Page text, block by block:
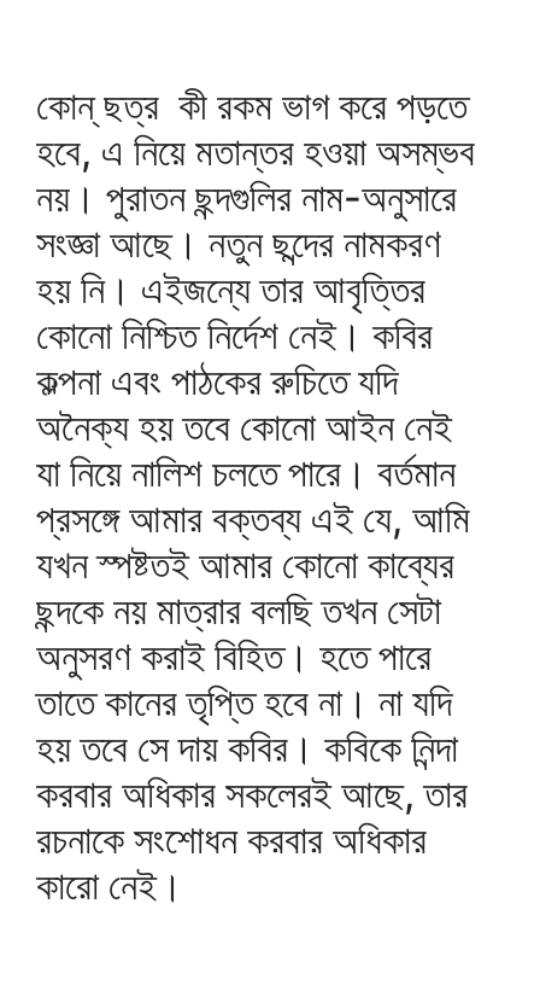
কোন্‌ ছত্র কী রকম ভাগ করে পড়তে
হবে, এ নিয়ে মতান্তর হওয়া অসম্ভব
নয়। পুরাতন ছন্দগুলির নাম-অনুসারে
সংজ্ঞা আছে। নতুন ছন্দের নামকরণ
হয় নি। এইজন্যে তার আবৃত্তির
কোনো নিশ্চিত নির্দেশ নেই। কবির
কল্পনা এবং পাঠকের রুচিতে যদি
অনৈক্য হয় তবে কোনো আইন নেই
যা নিয়ে নালিশ চলতে পারে। বর্তমান
প্রসঙ্গে আমার বক্তব্য এই যে, আমি
যখন স্পষ্টতই আমার কোনো কাব্যের
ছন্দকে নয় মাত্রার বলছি তখন সেটা
অনুসরণ করাই বিহিত। হতে পারে
তাতে কানের তৃপ্তি হবে না। না যদি
হয় তবে সে দায় কবির। কবিকে নিন্দা
করবার অধিকার সকলেরই আছে, তার
রচনাকে সংশোধন করবার অধিকার
কারো নেই।